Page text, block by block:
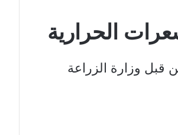
الحرارية
قبل وزارة الزراعة